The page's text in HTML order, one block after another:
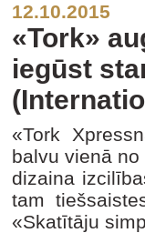
12.10.2015
«Tork»
iegūst
«Tork
balvu vienā
dizaina
tam
«Skatītāju